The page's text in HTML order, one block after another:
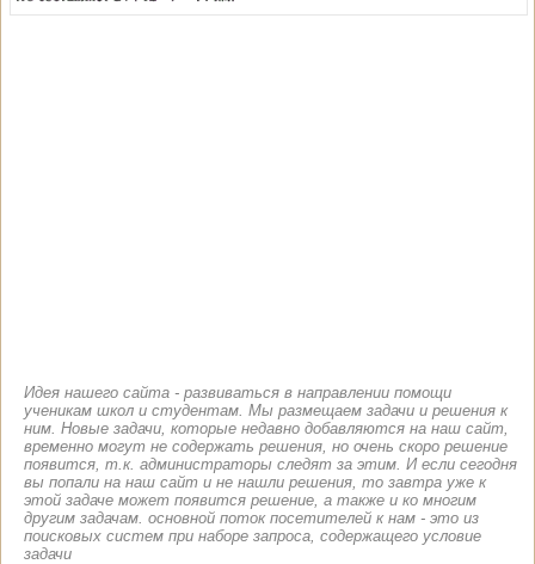
Идея нашего сайта - развиваться в направлении помощи
ученикам школ и студентам. Мы размещаем задачи и решения к
ним. Новые задачи, которые недавно добавляются на наш сайт,
временно могут не содержать решения, но очень скоро решение
появится, т.к. администраторы следят за этим. И если сегодня
вы попали на наш сайт и не нашли решения, то завтра уже к
этой задаче может появится решение, а также и ко многим
другим задачам. основной поток посетителей к нам - это из
поисковых систем при наборе запроса, содержащего условие
задачи